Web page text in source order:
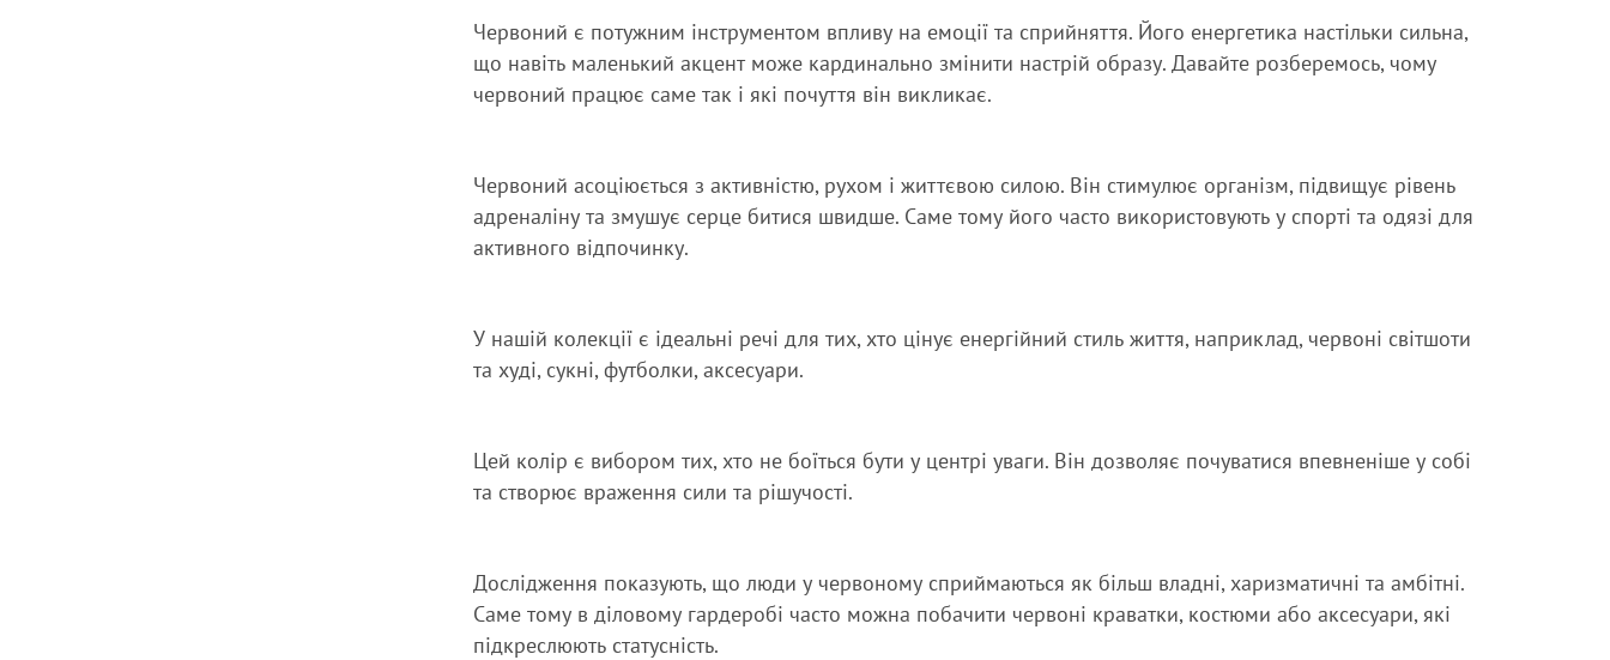
Червоний є потужним інструментом впливу на емоції та сприйняття. Його енергетика настільки сильна,
що навіть маленький акцент може кардинально змінити настрій образу. Давайте розберемось, чому
червоний працює саме так і які почуття він викликає.
Червоний асоціюється з активністю, рухом і життєвою силою. Він стимулює організм, підвищує рівень
адреналіну та змушує серце битися швидше. Саме тому його часто використовують у спорті та одязі для
активного відпочинку.
У нашій колекції є ідеальні речі для тих, хто цінує енергійний стиль життя, наприклад, червоні світшоти
та худі, сукні, футболки, аксесуари.
Цей колір є вибором тих, хто не боїться бути у центрі уваги. Він дозволяє почуватися впевненіше у собі
та створює враження сили та рішучості.
Дослідження показують, що люди у червоному сприймаються як більш владні, харизматичні та амбітні.
Саме тому в діловому гардеробі часто можна побачити червоні краватки, костюми або аксесуари, які
підкреслюють статусність.